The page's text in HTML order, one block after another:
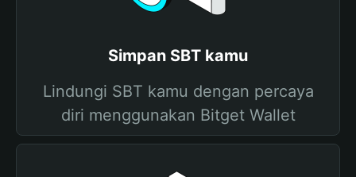
Simpan SBT kamu
Lindungi SBT kamu dengan percaya
diri menggunakan Bitget Wallet